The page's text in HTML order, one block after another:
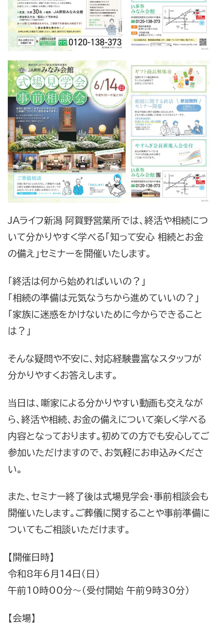
JAライフ新潟 阿賀野営業所では、終活や相続につ
いて分かりやすく学べる「知って安心 相続とお金
の備え」セミナーを開催いたします。
「終活は何から始めればいいの？」
「相続の準備は元気なうちから進めていいの？」
「家族に迷惑をかけないために今からできること
は？」
そんな疑問や不安に、対応経験豊富なスタッフが
分かりやすくお答えします。
当日は、噺家による分かりやすい動画も交えなが
ら、終活や相続、お金の備えについて楽しく学べる
内容となっております。初めての方でも安心してご
参加いただけますので、お気軽にお申込みくださ
い。
また、セミナー終了後は式場見学会・事前相談会も
開催いたします。ご葬儀に関することや事前準備に
ついてもご相談いただけます。
【開催日時】
令和8年6月14日（日）
午前10時00分～（受付開始 午前9時30分）
【会場】